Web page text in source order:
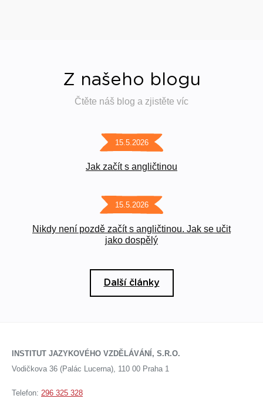
Z našeho blogu
Čtěte náš blog a zjistěte víc
15.5.2026
Jak začít s angličtinou
15.5.2026
Nikdy není pozdě začít s angličtinou. Jak se učit
jako dospělý
Další články
INSTITUT JAZYKOVÉHO VZDĚLÁVÁNÍ, S.R.O.
Vodičkova 36 (Palác Lucerna), 110 00 Praha 1
Telefon: 296 325 328